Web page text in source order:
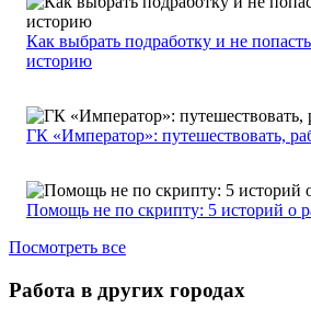
Как выбрать подработку и не
историю
ГК «Император»: путешествовать,
Помощь не по скрипту: 5 историй о
Посмотреть все
Работа в других городах